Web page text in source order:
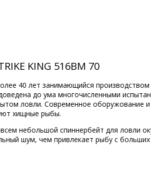
KING 516BM 70
40 лет занимающийся
до ума многочисленными
ловли. Современное оборужование
хищные рыбы.
небольшой спиннербейт для ловли
шум, чем привлекает рыбу с